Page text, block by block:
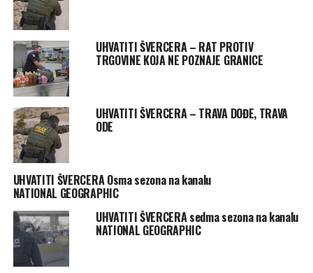
UHVATITI ŠVERCERA – RAT PROTIV
TRGOVINE KOJA NE POZNAJE GRANICE
UHVATITI ŠVERCERA – TRAVA DOĐE, TRAVA
ODE
UHVATITI ŠVERCERA Osma sezona na kanalu
NATIONAL GEOGRAPHIC
UHVATITI ŠVERCERA sedma sezona na kanalu
NATIONAL GEOGRAPHIC